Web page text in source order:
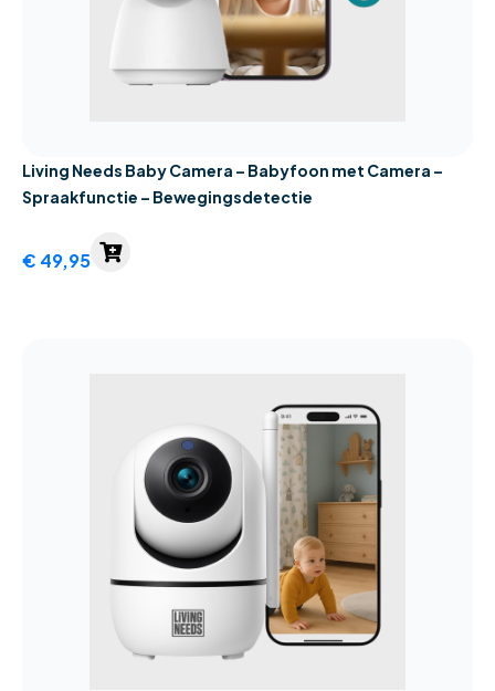
Living Needs Baby Camera – Babyfoon met Camera –
Spraakfunctie – Bewegingsdetectie
€ 49,95